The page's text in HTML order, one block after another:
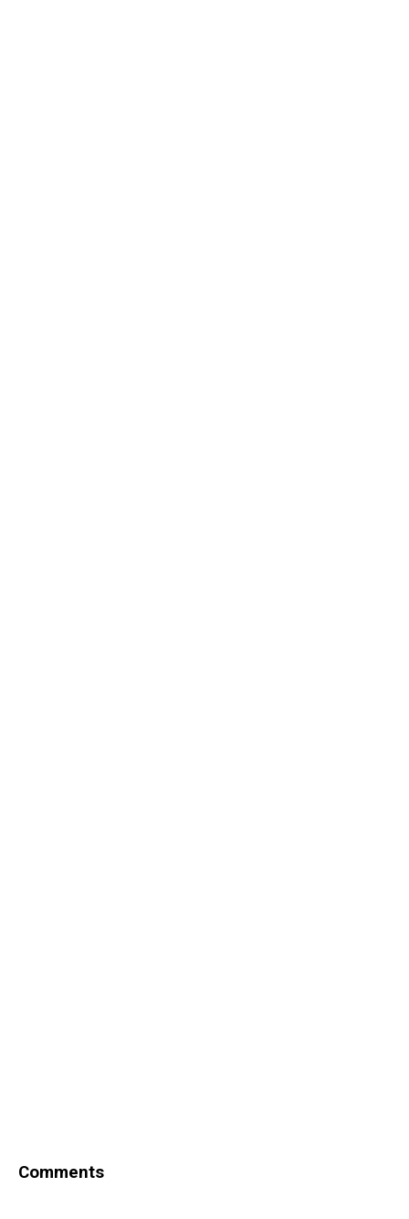
Comments